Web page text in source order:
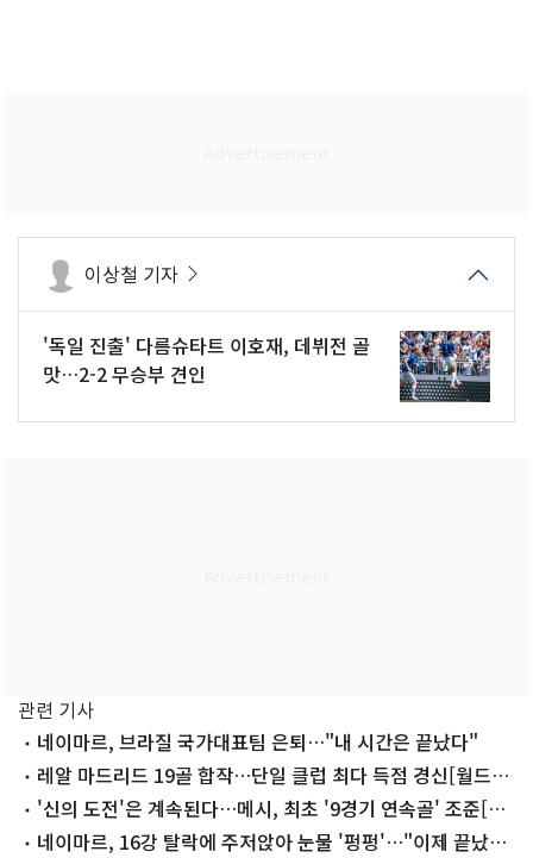
이상철 기자
'독일 진출' 다름슈타트 이호재, 데뷔전 골
맛…2-2 무승부 견인
관련 기사
네이마르, 브라질 국가대표팀 은퇴…"내 시간은 끝났다"
레알 마드리드 19골 합작…단일 클럽 최다 득점 경신[월드
컵]'신의 도전'은 계속된다…메시, 최초 '9경기 연속골' 조준[월
드컵]
네이마르, 16강 탈락에 주저앉아 눈물 '펑펑'…"이제 끝났